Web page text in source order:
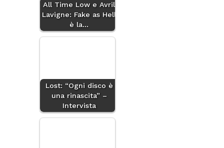
All Time Low e Avril
Lavigne: Fake as Hell
è la…
Lost: “Ogni disco è
una rinascita” –
Intervista